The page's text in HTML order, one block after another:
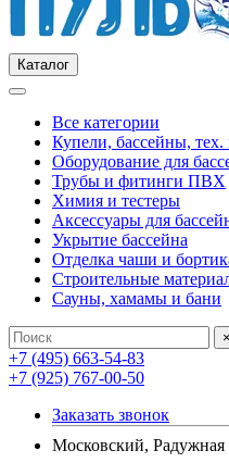
Каталог
Все категории
Купели, бассейны,
Оборудование для
Трубы и фитинги ПВХ
Химия и тестеры
Аксессуары для
Укрытие бассейна
Отделка чаши и
Строительные
Сауны, хамамы и бани
×
+7 (495) 663-54-83
+7 (925) 767-00-50
Заказать звонок
Московский, Радужная